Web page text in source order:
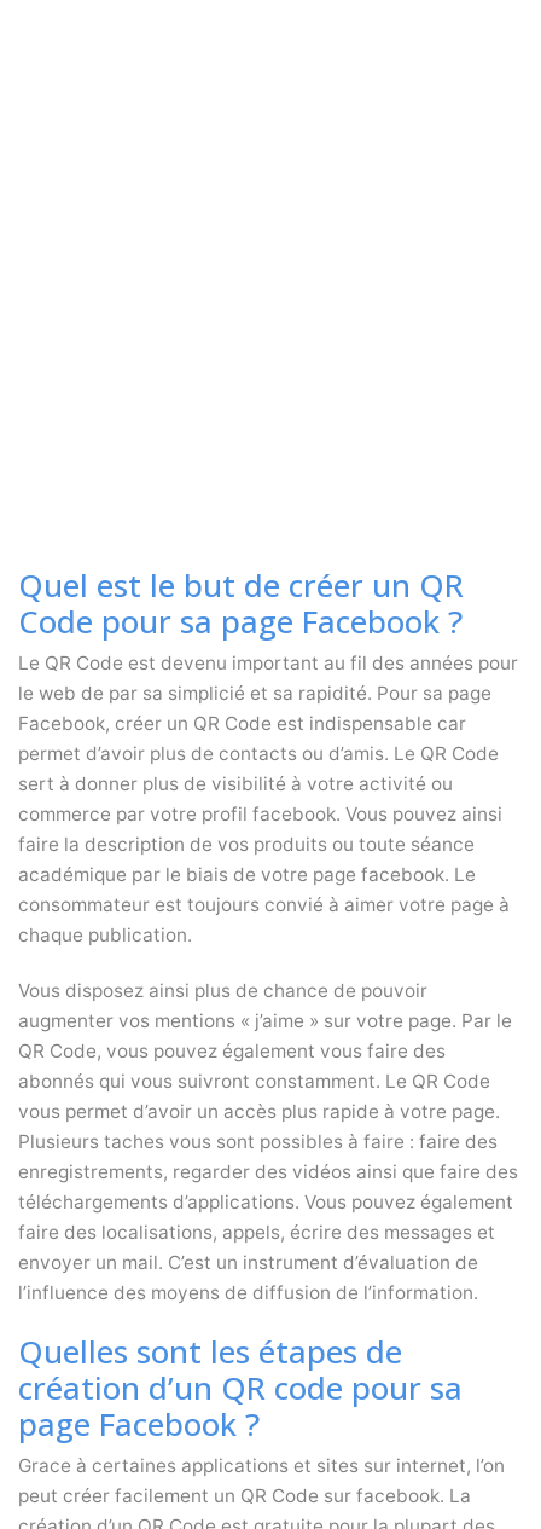
Quel est le but de créer un QR
Code pour sa page Facebook ?
Le QR Code est devenu important au fil des années pour
le web de par sa simplicié et sa rapidité. Pour sa page
Facebook, créer un QR Code est indispensable car
permet d’avoir plus de contacts ou d’amis. Le QR Code
sert à donner plus de visibilité à votre activité ou
commerce par votre profil facebook. Vous pouvez ainsi
faire la description de vos produits ou toute séance
académique par le biais de votre page facebook. Le
consommateur est toujours convié à aimer votre page à
chaque publication.
Vous disposez ainsi plus de chance de pouvoir
augmenter vos mentions « j’aime » sur votre page. Par le
QR Code, vous pouvez également vous faire des
abonnés qui vous suivront constamment. Le QR Code
vous permet d’avoir un accès plus rapide à votre page.
Plusieurs taches vous sont possibles à faire : faire des
enregistrements, regarder des vidéos ainsi que faire des
téléchargements d’applications. Vous pouvez également
faire des localisations, appels, écrire des messages et
envoyer un mail. C’est un instrument d’évaluation de
l’influence des moyens de diffusion de l’information.
Quelles sont les étapes de
création d’un QR code pour sa
page Facebook ?
Grace à certaines applications et sites sur internet, l’on
peut créer facilement un QR Code sur facebook. La